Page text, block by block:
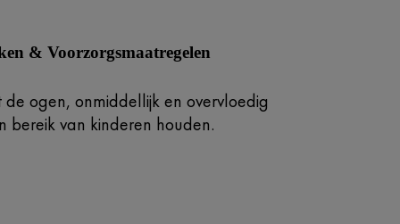
& Voorzorgsmaatregelen
de ogen, onmiddellijk en overvloedig
bereik van kinderen houden.